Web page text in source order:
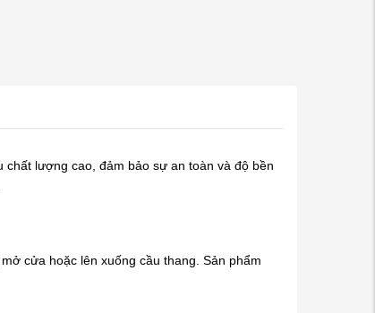
lượng cao, đảm bảo sự an toàn và độ bền
cửa hoặc lên xuống cầu thang. Sản phẩm